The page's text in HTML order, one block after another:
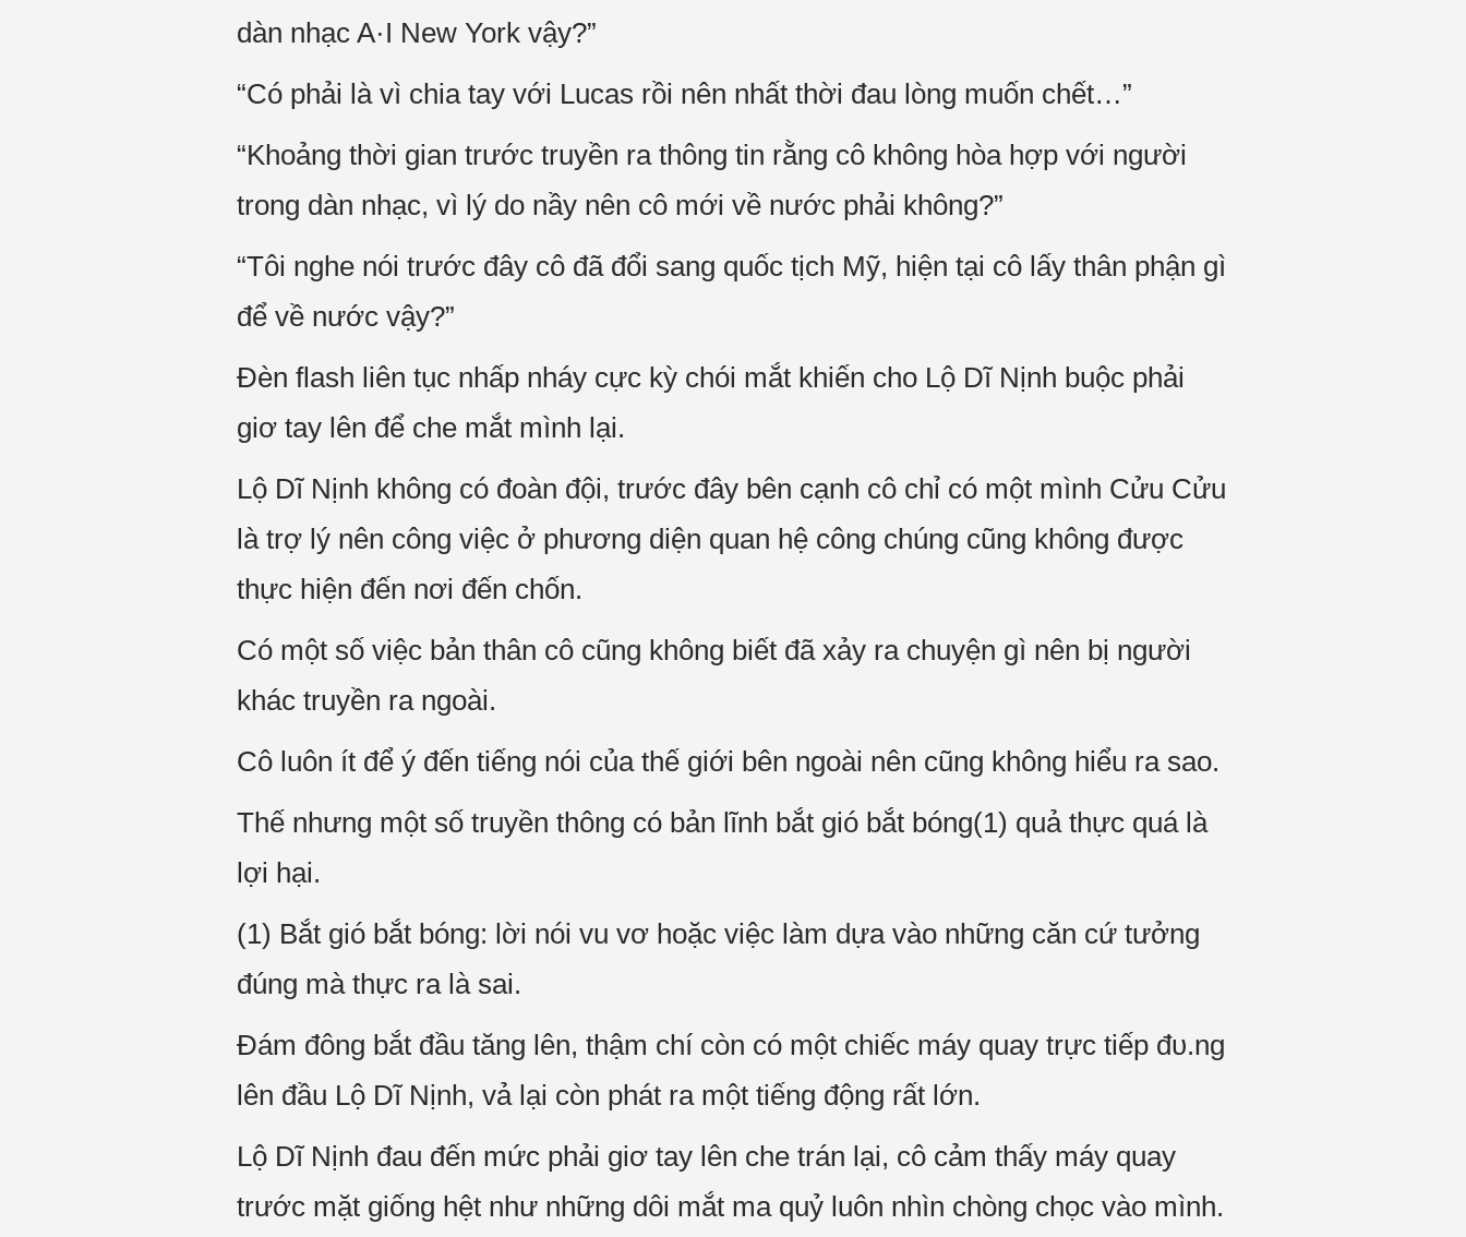
dàn nhạc A·I New York vậy?”
“Có phải là vì chia tay với Lucas rồi nên nhất thời đau lòng muốn chết…”
“Khoảng thời gian trước truyền ra thông tin rằng cô không hòa hợp với người
trong dàn nhạc, vì lý do nầy nên cô mới về nước phải không?”
“Tôi nghe nói trước đây cô đã đổi sang quốc tịch Mỹ, hiện tại cô lấy thân phận gì
để về nước vậy?”
Đèn flash liên tục nhấp nháy cực kỳ chói mắt khiến cho Lộ Dĩ Nịnh buộc phải
giơ tay lên để che mắt mình lại.
Lộ Dĩ Nịnh không có đoàn đội, trước đây bên cạnh cô chỉ có một mình Cửu Cửu
là trợ lý nên công việc ở phương diện quan hệ công chúng cũng không được
thực hiện đến nơi đến chốn.
Có một số việc bản thân cô cũng không biết đã xảy ra chuyện gì nên bị người
khác truyền ra ngoài.
Cô luôn ít để ý đến tiếng nói của thế giới bên ngoài nên cũng không hiểu ra sao.
Thế nhưng một số truyền thông có bản lĩnh bắt gió bắt bóng(1) quả thực quá là
lợi hại.
(1) Bắt gió bắt bóng: lời nói vu vơ hoặc việc làm dựa vào những căn cứ tưởng
đúng mà thực ra là sai.
Đám đông bắt đầu tăng lên, thậm chí còn có một chiếc máy quay trực tiếp đυ.ng
lên đầu Lộ Dĩ Nịnh, vả lại còn phát ra một tiếng động rất lớn.
Lộ Dĩ Nịnh đau đến mức phải giơ tay lên che trán lại, cô cảm thấy máy quay
trước mặt giống hệt như những dôi mắt ma quỷ luôn nhìn chòng chọc vào mình.